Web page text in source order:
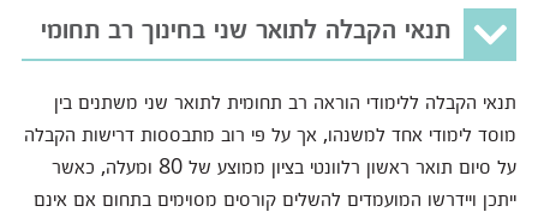
תנאי הקבלה לתואר שני בחינוך רב תחומי
תנאי הקבלה ללימודי הוראה רב תחומית לתואר שני משתנים בין
מוסד לימודי אחד למשנהו, אך על פי רוב מתבססות דרישות הקבלה
על סיום תואר ראשון רלוונטי בציון ממוצע של 80 ומעלה, כאשר
ייתכן ויידרשו המועמדים להשלים קורסים מסוימים בתחום אם אינם